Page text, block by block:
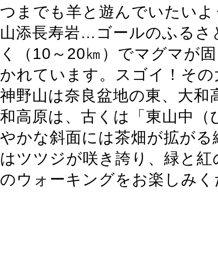
つまでも羊と遊んでいたい
山添長寿岩…ゴールのふるさ
く（10～20㎞）でマグマが
かれています。スゴイ！そ
神野山は奈良盆地の東、大
和高原は、古くは「東山中
やかな斜面には茶畑が拡が
はツツジが咲き誇り、緑と
のウォーキングをお楽しみ